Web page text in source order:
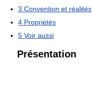
3 Convention et réalités
4 Propriétés
5 Voir aussi
Présentation